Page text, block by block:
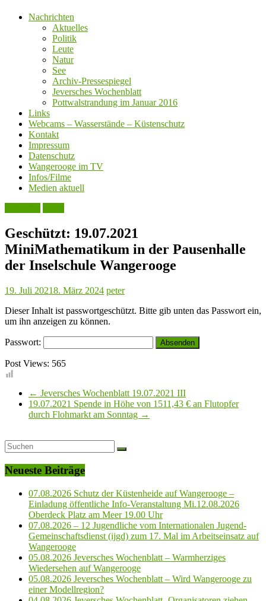
Nachrichten
Aktuelles
Politik
Leute
Natur
See
Archiv-Pressespiegel
Jeversches Wochenblatt
Pottwalstrandung im Januar 2016
Links
Webcams – Wasserstände – Küstenschutz
Kontakt
Impressum
Datenschutz
Wangerooge im TV
Infos/Filme
Medien aktuell
Geschützt: 19.07.2021
MiniMathematikum in der Pausenhalle
der Inselschule Wangerooge
19. Juli 20218. März 2024 peter
Dieser Inhalt ist passwortgeschützt. Bitte gib unten das Passwort ein,
um ihn anzeigen zu können.
Passwort:
Post Views: 565
← Jeversches Wochenblatt 19.07.2021 III
19.07.2021 Spende in Höhe von 1511,43 € an Flutopfer
durch Flohmarkt am Sonntag →
Neueste Beiträge
07.08.2026 Schutz der Küstenheide auf Wangerooge –
Einladung öffentliche Info-Veranstaltung Mi.12.08.2026
Oberdeck Platz am Meer 19.00 Uhr
07.08.2026 – 12 Jugendliche vom Internationalen Jugend-
Gemeinschaftsdienst (ijgd) zum 17. Mal im Arbeitseinsatz auf
Wangerooge
05.08.2026 Jeversches Wochenblatt – Warmherziges
Wiedersehen auf Wangerooge
05.08.2026 Jeversches Wochenblatt – Wird Wangerooge zu
einer Modellregion?